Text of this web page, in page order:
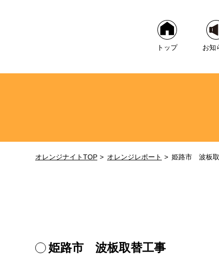
トップ お知
オレンジナイトTOP オレンジレポート 姫路市 波板
姫路市 波板取替工事